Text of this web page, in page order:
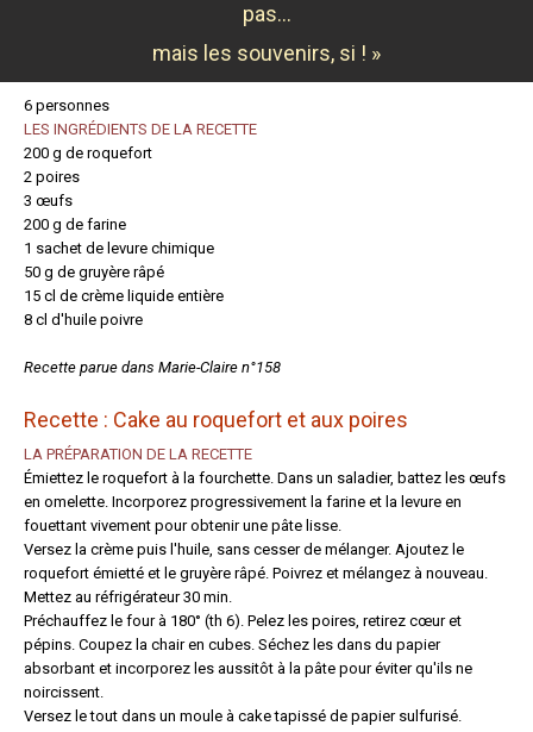
pas…
mais les souvenirs, si ! »
6 personnes
LES INGRÉDIENTS DE LA RECETTE
200 g de roquefort
2 poires
3 œufs
200 g de farine
1 sachet de levure chimique
50 g de gruyère râpé
15 cl de crème liquide entière
8 cl d'huile poivre
Recette parue dans Marie-Claire n°158
Recette : Cake au roquefort et aux poires
LA PRÉPARATION DE LA RECETTE
Émiettez le roquefort à la fourchette. Dans un saladier, battez les œufs
en omelette. Incorporez progressivement la farine et la levure en
fouettant vivement pour obtenir une pâte lisse.
Versez la crème puis l'huile, sans cesser de mélanger. Ajoutez le
roquefort émietté et le gruyère râpé. Poivrez et mélangez à nouveau.
Mettez au réfrigérateur 30 min.
Préchauffez le four à 180° (th 6). Pelez les poires, retirez cœur et
pépins. Coupez la chair en cubes. Séchez les dans du papier
absorbant et incorporez les aussitôt à la pâte pour éviter qu'ils ne
noircissent.
Versez le tout dans un moule à cake tapissé de papier sulfurisé.